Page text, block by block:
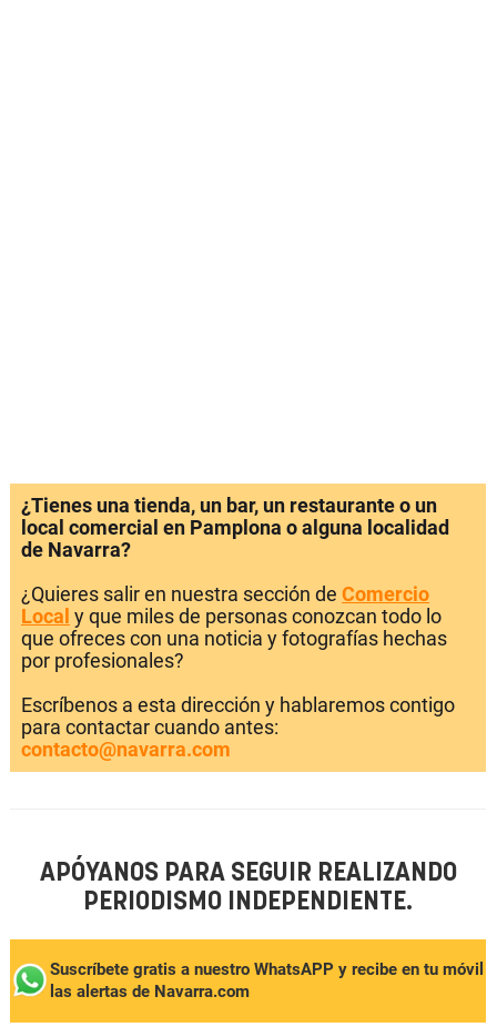
¿Tienes una tienda, un bar, un restaurante o un
local comercial en Pamplona o alguna localidad
de Navarra?
¿Quieres salir en nuestra sección de Comercio
Local y que miles de personas conozcan todo lo
que ofreces con una noticia y fotografías hechas
por profesionales?
Escríbenos a esta dirección y hablaremos contigo
para contactar cuando antes:
contacto@navarra.com
APÓYANOS PARA SEGUIR REALIZANDO
PERIODISMO INDEPENDIENTE.
Suscríbete gratis a nuestro WhatsAPP y recibe en tu móvil
las alertas de Navarra.com